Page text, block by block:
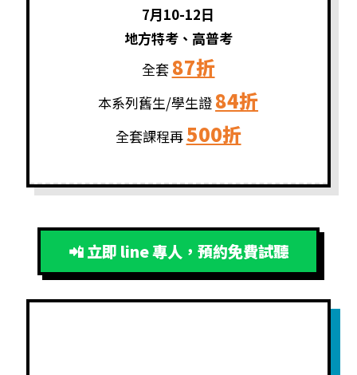
7月10-12日
地方特考、高普考
全套 87折
本系列舊生/學生證 84折
全套課程再500折
📲 立即 line 專人，預約免費試聽